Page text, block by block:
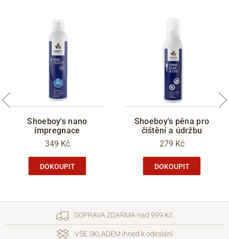
Shoeboy's nano
impregnace
349 Kč
DOKOUPIT
Shoeboy's pěna pro
čištění a údržbu
279 Kč
DOKOUPIT
DOPRAVA ZDARMA nad 999 Kč
VŠE SKLADEM ihned k odeslání